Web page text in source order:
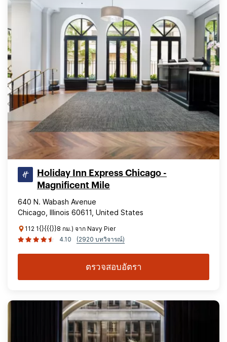
Holiday Inn Express Chicago -
Magnificent Mile
640 N. Wabash Avenue
Chicago, Illinois 60611, United States
112 1{}{{{}}8 กม.) จาก Navy Pier
4.10
(2920 บทวิจารณ์)
ตรวจสอบอัตรา